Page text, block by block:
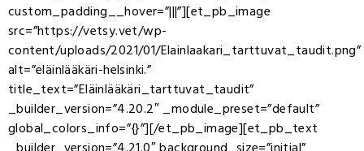
custom_padding__hover=”|||”][et_pb_image
src=”https://vetsy.vet/wp-
content/uploads/2021/01/Elainlaakari_tarttuvat_taudit.png”
alt=”eläinlääkäri-helsinki.”
title_text=”Eläinlääkäri_tarttuvat_taudit”
_builder_version=”4.20.2″ _module_preset=”default”
global_colors_info=”{}”][/et_pb_image][et_pb_text